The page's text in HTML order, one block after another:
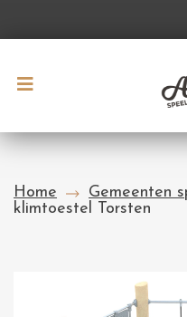
Home Gemeenten
klimtoestel Torsten